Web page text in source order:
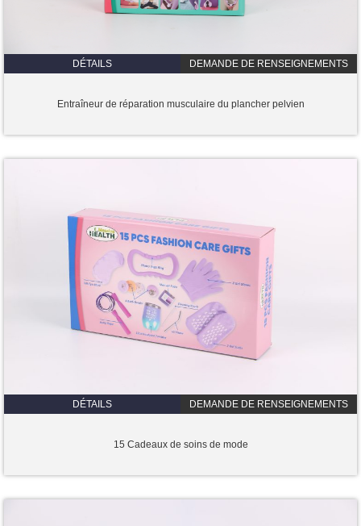
DÉTAILS DEMANDE DE RENSEIGNEMENTS
Entraîneur de réparation musculaire du plancher pelvien
DÉTAILS DEMANDE DE RENSEIGNEMENTS
15 Cadeaux de soins de mode